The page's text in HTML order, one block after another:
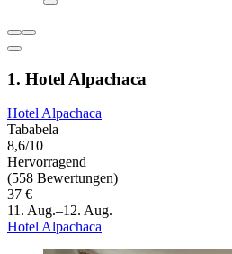
1. Hotel Alpachaca
Hotel Alpachaca
Tababela
8,6/10
Hervorragend
(558 Bewertungen)
37 €
11. Aug.–12. Aug.
Hotel Alpachaca